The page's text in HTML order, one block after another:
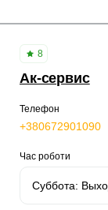
8
Ак-сервис
Телефон
+380672901090
Час роботи